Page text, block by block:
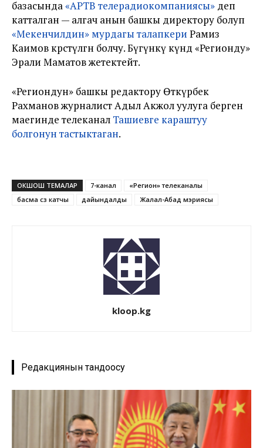
базасында«АРТВ телерадиокомпаниясы» деп
катталган — алгач анын башкы директору болуп
«Мекенчилдин» мурдагы талапкери Рамиз
Каимов көрсөтүлгөн болчу. Бүгүнкү күндө «Регионду»
Эрали Маматов жетектейт.
«Региондун» башкы редактору Өткүрбек
Рахманов журналист Адыл Акжол уулуга берген
маегинде телеканал Ташиевге караштуу
болгонун тастыктаган.
ОКШОШ ТЕМАЛАР 7-канал
«Регион» телеканалы
басма сөз катчы
дайындалды Жалал-Абад мэриясы
kloop.kg
Редакциянын тандоосу